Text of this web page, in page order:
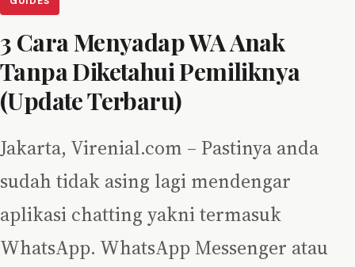
3 Cara Menyadap WA Anak
Tanpa Diketahui Pemiliknya
(Update Terbaru)
Jakarta, Virenial.com – Pastinya anda
sudah tidak asing lagi mendengar
aplikasi chatting yakni termasuk
WhatsApp. WhatsApp Messenger atau